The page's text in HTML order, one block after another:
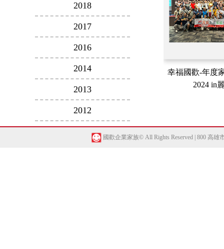
2018
2017
2016
2014
2013
2012
幸福國歡-年度
2024 in
國歡企業家族© All Rights Reserved | 800 高雄